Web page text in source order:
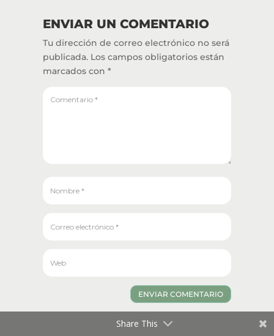
ENVIAR UN COMENTARIO
Tu dirección de correo electrónico no será
publicada. Los campos obligatorios están
marcados con *
ENVIAR COMENTARIO
Share This